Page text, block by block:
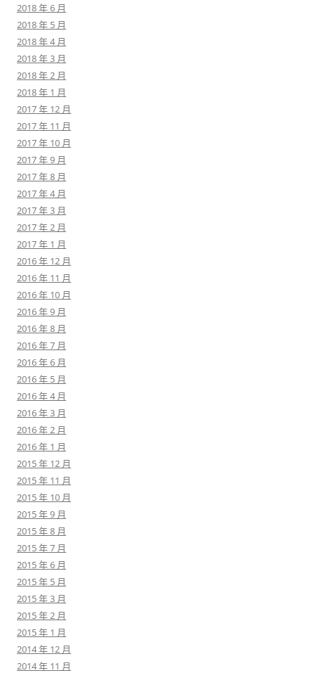
2018 年 6 月
2018 年 5 月
2018 年 4 月
2018 年 3 月
2018 年 2 月
2018 年 1 月
2017 年 12 月
2017 年 11 月
2017 年 10 月
2017 年 9 月
2017 年 8 月
2017 年 4 月
2017 年 3 月
2017 年 2 月
2017 年 1 月
2016 年 12 月
2016 年 11 月
2016 年 10 月
2016 年 9 月
2016 年 8 月
2016 年 7 月
2016 年 6 月
2016 年 5 月
2016 年 4 月
2016 年 3 月
2016 年 2 月
2016 年 1 月
2015 年 12 月
2015 年 11 月
2015 年 10 月
2015 年 9 月
2015 年 8 月
2015 年 7 月
2015 年 6 月
2015 年 5 月
2015 年 3 月
2015 年 2 月
2015 年 1 月
2014 年 12 月
2014 年 11 月